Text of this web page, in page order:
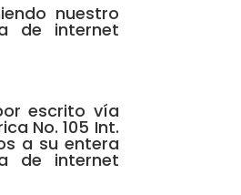
nuestro
de internet
escrito vía
No. 105 Int.
a su entera
de internet